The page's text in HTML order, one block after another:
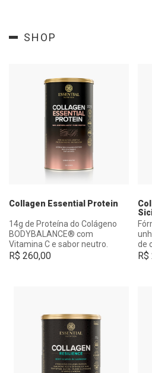
SHOP
Collagen Essential Protein
14g de Proteína do Colágeno
BODYBALANCE® com
Vitamina C e sabor neutro.
R$ 260,00
de
R$